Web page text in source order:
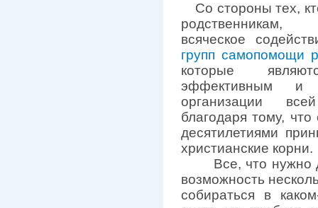
Со стороны тех,
всяческое
групп самопомощи
которые
эффективным и
организации
благодаря тому,
десятилетиями
христианские корни.
Все, что нужно
возможность
собираться в